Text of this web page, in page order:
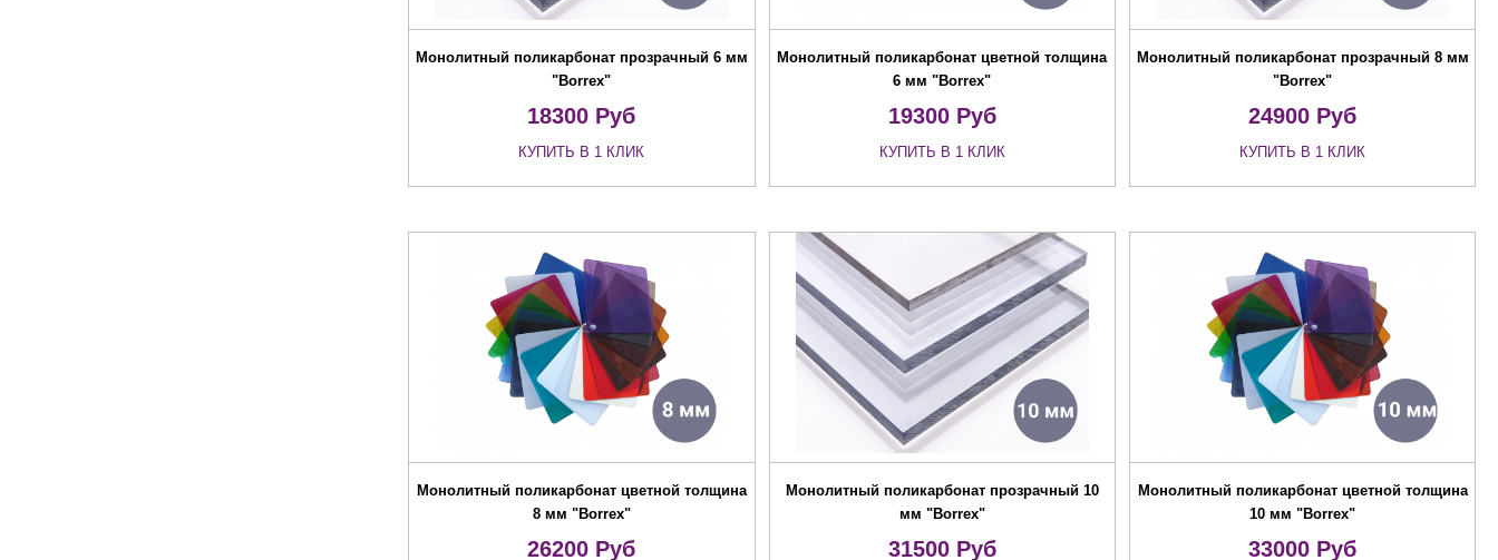
Монолитный поликарбонат прозрачный 6 мм
"Borrex"
18300 Руб
КУПИТЬ В 1 КЛИК
Монолитный поликарбонат цветной толщина
6 мм "Borrex"
19300Руб
КУПИТЬ В 1 КЛИК
Монолитный поликарбонат прозрачный 8 мм
"Borrex"
24900 Руб
КУПИТЬ В 1 КЛИК
Монолитный поликарбонат цветной толщина
8 мм "Borrex"
26200 Руб
Монолитный поликарбонат прозрачный 10
мм "Borrex"
31500Руб
Монолитный поликарбонат цветной толщина
10 мм "Borrex"
33000 Руб